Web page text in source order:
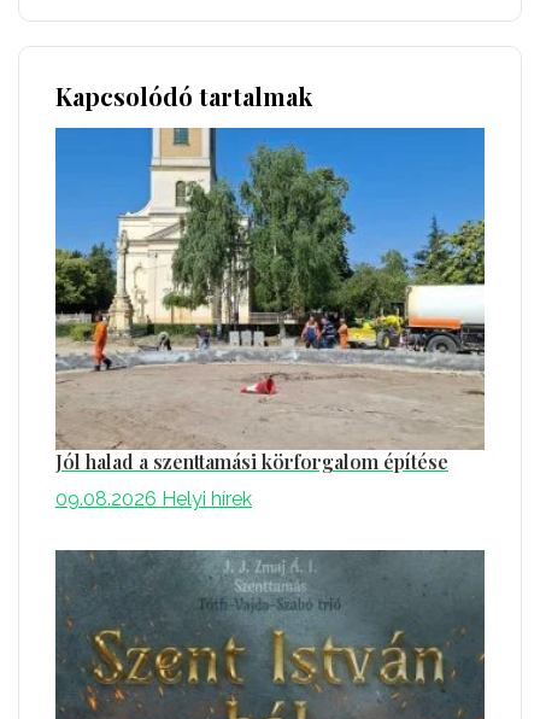
Kapcsolódó tartalmak
Jól halad a szenttamási körforgalom építése
09.08.2026 Helyi hírek